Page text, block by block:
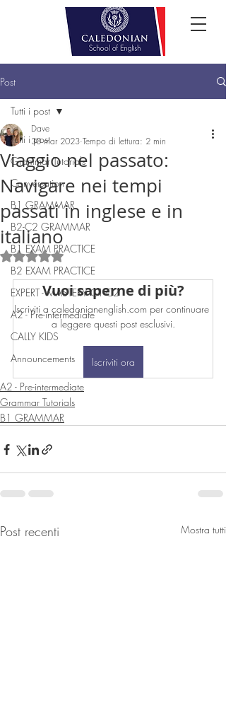
Post
Tutti i post
Grammar Tutorials
Conversation
B1 GRAMMAR
B2-C2 GRAMMAR
B1 EXAM PRACTICE
B2 EXAM PRACTICE
EXPERT - MASTERY C1-C2
A2 - Pre-intermediate
CALLY KIDS
Announcements
Tutti i post
Viaggio nel passato:
Navigare nei tempi
passati in inglese e in
italiano
Dave
30 mar 2023 Tempo di lettura: 2 min
Valutazione NaN stelle su 5.
Vuoi saperne di più?
Iscriviti a caledonianenglish.com per continuare
a leggere questi post esclusivi.
Iscriviti ora
A2 - Pre-intermediate
Grammar Tutorials
B1 GRAMMAR
Post recenti Mostra tutti